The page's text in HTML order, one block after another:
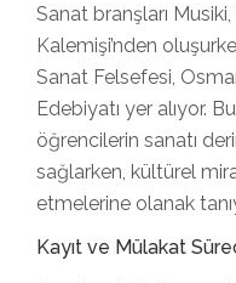
Sanat branşları
Kalemişi’nden
Sanat Felsefesi,
Edebiyatı yer alıyor.
öğrencilerin sanatı
sağlarken, kültürel
etmelerine olanak
Kayıt ve Mülakat